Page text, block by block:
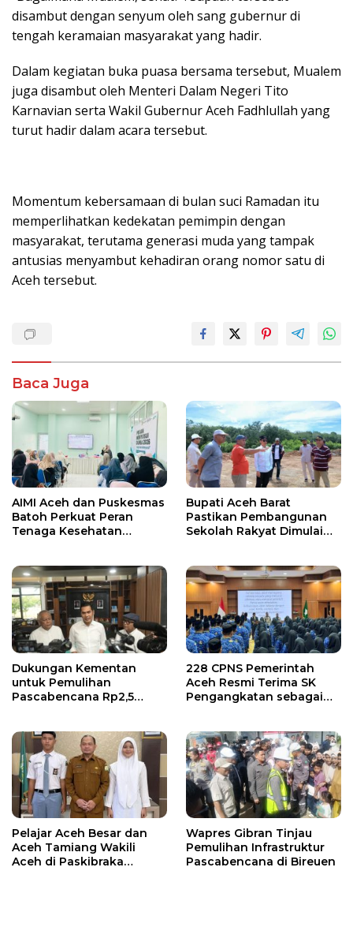
disambut dengan senyum oleh sang gubernur di
tengah keramaian masyarakat yang hadir.
Dalam kegiatan buka puasa bersama tersebut, Mualem
juga disambut oleh Menteri Dalam Negeri Tito
Karnavian serta Wakil Gubernur Aceh Fadhlullah yang
turut hadir dalam acara tersebut.
Momentum kebersamaan di bulan suci Ramadan itu
memperlihatkan kedekatan pemimpin dengan
masyarakat, terutama generasi muda yang tampak
antusias menyambut kehadiran orang nomor satu di
Aceh tersebut.
Baca Juga
AIMI Aceh dan Puskesmas
Batoh Perkuat Peran
Tenaga Kesehatan
Bupati Aceh Barat
Pastikan Pembangunan
Sekolah Rakyat Dimulai
Dukungan Kementan
untuk Pemulihan
Pascabencana Rp2,5
228 CPNS Pemerintah
Aceh Resmi Terima SK
Pengangkatan sebagai
Pelajar Aceh Besar dan
Aceh Tamiang Wakili
Aceh di Paskibraka
Wapres Gibran Tinjau
Pemulihan Infrastruktur
Pascabencana di Bireuen